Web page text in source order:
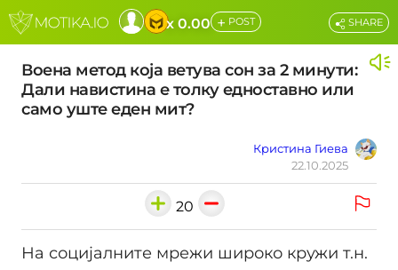
x 0.00 + POST
Воена метод која ветува сон за 2 минути:
Дали навистина е толку едноставно или
само уште еден мит?
Кристина Гиева
22.10.2025
SHARE
20
На социјалните мрежи широко кружи т.н.